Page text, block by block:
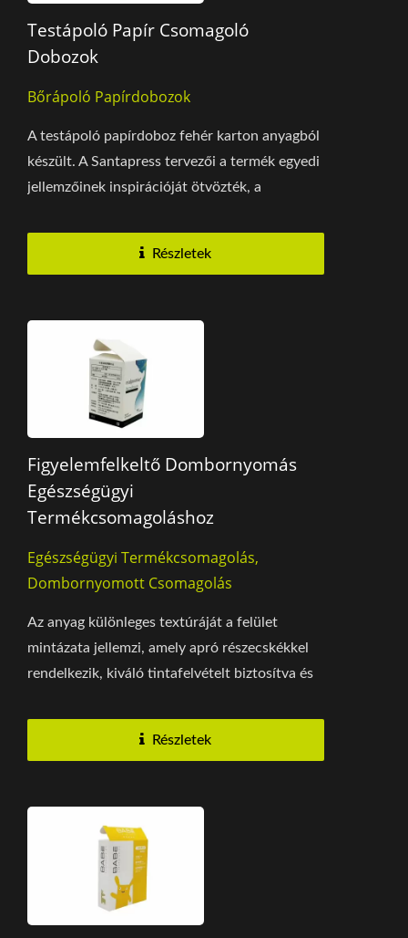
Testápoló Papír Csomagoló
Dobozok
Bőrápoló Papírdobozok
A testápoló papírdoboz fehér karton anyagból
készült. A Santapress tervezői a termék egyedi
jellemzőinek inspirációját ötvözték, a
Részletek
Figyelemfelkeltő Dombornyomás
Egészségügyi
Termékcsomagoláshoz
Egészségügyi Termékcsomagolás,
Dombornyomott Csomagolás
Az anyag különleges textúráját a felület
mintázata jellemzi, amely apró részecskékkel
rendelkezik, kiváló tintafelvételt biztosítva és
Részletek